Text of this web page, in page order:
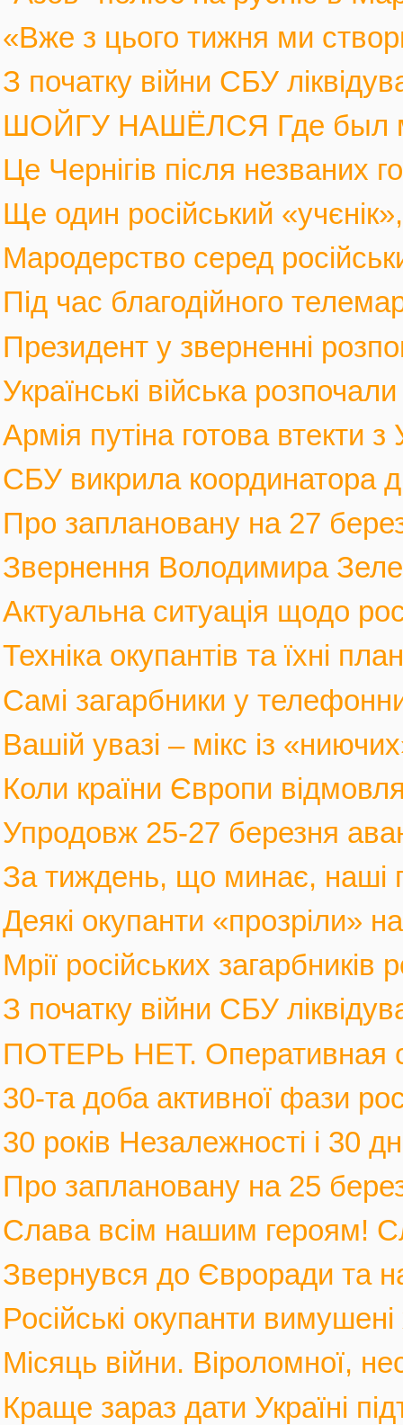
«Вже з цього тижня ми
З початку війни СБУ
ШОЙГУ НАШЁЛСЯ Где был
Це Чернігів після незваних
Ще один російський
Мародерство серед
Під час благодійного
Президент у зверненні
Українські війська
Армія путіна готова втекти
СБУ викрила координатора
Про заплановану на 27
Звернення Володимира
Актуальна ситуація щодо
Техніка окупантів та їхні
Самі загарбники у
Вашій увазі – мікс із
Коли країни Європи
Упродовж 25-27 березня
За тиждень, що минає, наші
Деякі окупанти «прозріли»
Мрії російських
З початку війни СБУ
ПОТЕРЬ НЕТ. Оперативная
30-та доба активної фази
30 років Незалежності і 30
Про заплановану на 25
Слава всім нашим героям!
Звернувся до Євроради та
Російські окупанти
Місяць війни. Віроломної,
Краще зараз дати Україні